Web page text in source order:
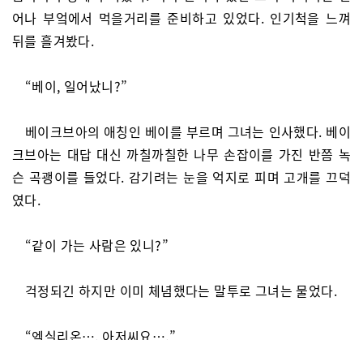
어나 부엌에서 먹을거리를 준비하고 있었다. 인기척을 느껴
뒤를 흘겨봤다.
“베이, 일어났니?”
베이크브아의 애칭인 베이를 부르며 그녀는 인사했다. 베이
크브아는 대답 대신 까칠까칠한 나무 손잡이를 가진 반쯤 녹
슨 곡괭이를 들었다. 감기려는 눈을 억지로 피며 고개를 끄덕
였다.
“같이 가는 사람은 있니?”
걱정되긴 하지만 이미 체념했다는 말투로 그녀는 물었다.
“엑실리온…. 아저씨요….”